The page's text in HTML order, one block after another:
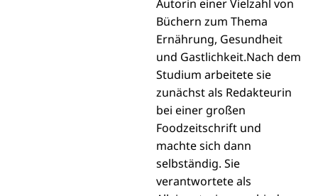
Autorin einer Vielzahl von
Büchern zum Thema
Ernährung, Gesundheit
und Gastlichkeit.Nach dem
Studium arbeitete sie
zunächst als Redakteurin
bei einer großen
Foodzeitschrift und
machte sich dann
selbständig. Sie
verantwortete als